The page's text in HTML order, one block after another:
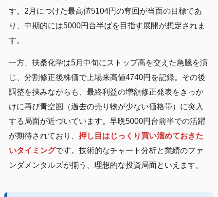
す。2月につけた最高値5104円の奪回が当面の目標であ
り、中期的には5000円台半ばを目指す展開が想定されま
す。
一方、扶桑化学は5月中旬にストップ高を交えた急騰を演
じ、分割修正後株価で上場来高値4740円を記録。その後
調整を挟みながらも、最終利益の増額修正発表をきっか
けに再び青空圏（過去の売り物が少ない価格帯）に突入
する局面が近づいています。早晩5000円台前半での活躍
が期待されており、 押し目はじっくり買い溜めておきた
いタイミングです。技術的なチャート分析と業績のファ
ンダメンタルズが揃う、理想的な投資局面といえます。